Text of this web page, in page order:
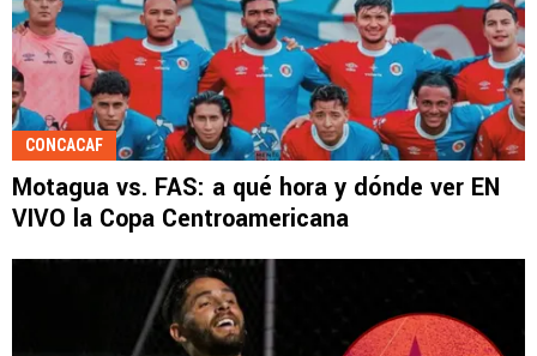
CONCACAF
Motagua vs. FAS: a qué hora y dónde ver EN
VIVO la Copa Centroamericana